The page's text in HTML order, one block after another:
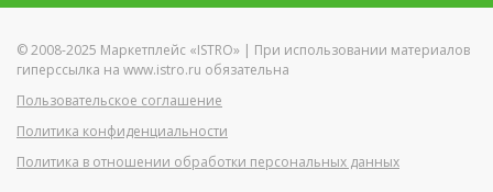
© 2008-2025 Маркетплейс «ISTRO» | При использовании материалов
гиперссылка на www.istro.ru обязательна
Пользовательское соглашение
Политика конфиденциальности
Политика в отношении обработки персональных данных